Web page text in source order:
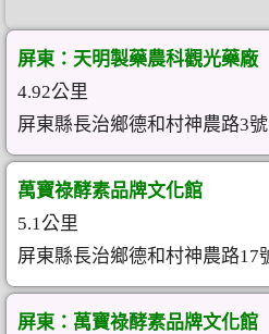
屏東：天明製藥農科觀光藥廠
4.92公里
屏東縣長治鄉德和村神農路3號
萬寶祿酵素品牌文化館
5.1公里
屏東縣長治鄉德和村神農路17
屏東：萬寶祿酵素品牌文化館